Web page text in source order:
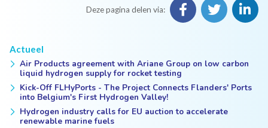
Deze pagina delen via:
Actueel
Air Products agreement with Ariane Group on low carbon
liquid hydrogen supply for rocket testing
Kick-Off FLHyPorts - The Project Connects Flanders' Ports
into Belgium's First Hydrogen Valley!
Hydrogen industry calls for EU auction to accelerate
renewable marine fuels